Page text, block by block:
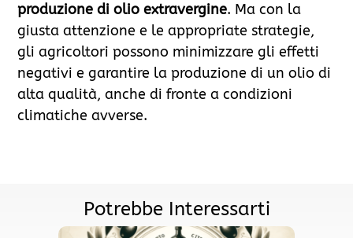
produzione di olio extravergine. Ma con la
giusta attenzione e le appropriate strategie,
gli agricoltori possono minimizzare gli effetti
negativi e garantire la produzione di un olio di
alta qualità, anche di fronte a condizioni
climatiche avverse.
Potrebbe Interessarti